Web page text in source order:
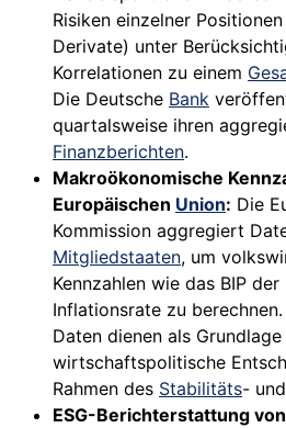
Risiken einzelner
Derivate) unter
Korrelationen zu einem
Die Deutsche Bank
quartalsweise ihren
Finanzberichten.
Makroökonomische
Europäischen Union: Die
Kommission aggregiert
Mitgliedstaaten, um
Kennzahlen wie das BIP
Inflationsrate zu
Daten dienen als
wirtschaftspolitische
Rahmen des Stabilitäts-
ESG-Berichterstattung